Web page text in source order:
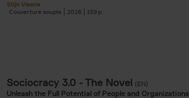
Stijn Viaene
Couverture souple
2026 159
Sociocracy 3.0 - The Novel (EN)
Unleash the Full Potential of People and Organizations